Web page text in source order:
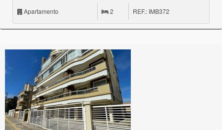
Apartamento 2 REF.: IMB372